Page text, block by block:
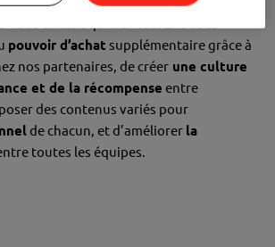
pouvoir d’achat supplémentaire grâce à
nos partenaires, de créer une culture
et de la récompense entre
des contenus variés pour
de chacun, et d’améliorer la
toutes les équipes.